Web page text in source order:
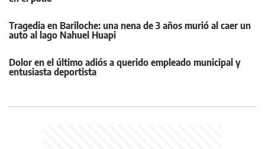
Tragedia en Bariloche: una nena de 3 años murió al caer un
auto al lago Nahuel Huapi
Dolor en el último adiós a querido empleado municipal y
entusiasta deportista